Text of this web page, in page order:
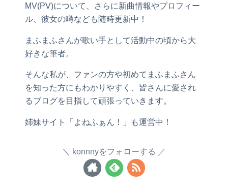
MV(PV)について、さらに新曲情報やプロフィー
ル、彼女の噂なども随時更新中！
まふまふさんが歌い手として活動中の頃から大
好きな筆者。
そんな私が、ファンの方や初めてまふまふさん
を知った方にもわかりやすく、皆さんに愛され
るブログを目指して頑張っていきます。
姉妹サイト「よねふぁん！」も運営中！
konnnyをフォローする